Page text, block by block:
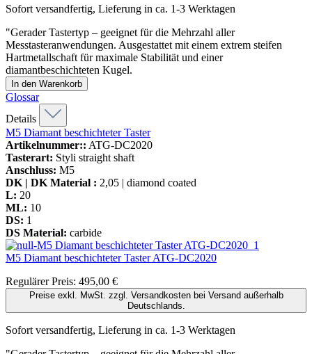
Sofort versandfertig, Lieferung in ca. 1-3 Werktagen
"Gerader Tastertyp – geeignet für die Mehrzahl aller
Messtasteranwendungen. Ausgestattet mit einem extrem steifen
Hartmetallschaft für maximale Stabilität und einer
diamantbeschichteten Kugel.
In den Warenkorb
Glossar
Details
M5 Diamant beschichteter Taster
Artikelnummer:: ATG-DC2020
Tasterart: Styli straight shaft
Anschluss: M5
DK | DK Material : 2,05 | diamond coated
L: 20
ML: 10
DS: 1
DS Material: carbide
M5 Diamant beschichteter TasterATG-DC2020
Regulärer Preis: 495,00 €
Preise exkl. MwSt. zzgl. Versandkosten bei Versand außerhalb
Deutschlands.
Sofort versandfertig, Lieferung in ca. 1-3 Werktagen